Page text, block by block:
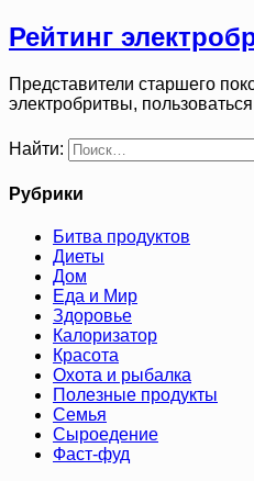
Рейтинг
Представители старшего
электробритвы,
Найти:
Рубрики
Битва продуктов
Диеты
Дом
Еда и Мир
Здоровье
Калоризатор
Красота
Охота и рыбалка
Полезные продукты
Семья
Сыроедение
Фаст-фуд